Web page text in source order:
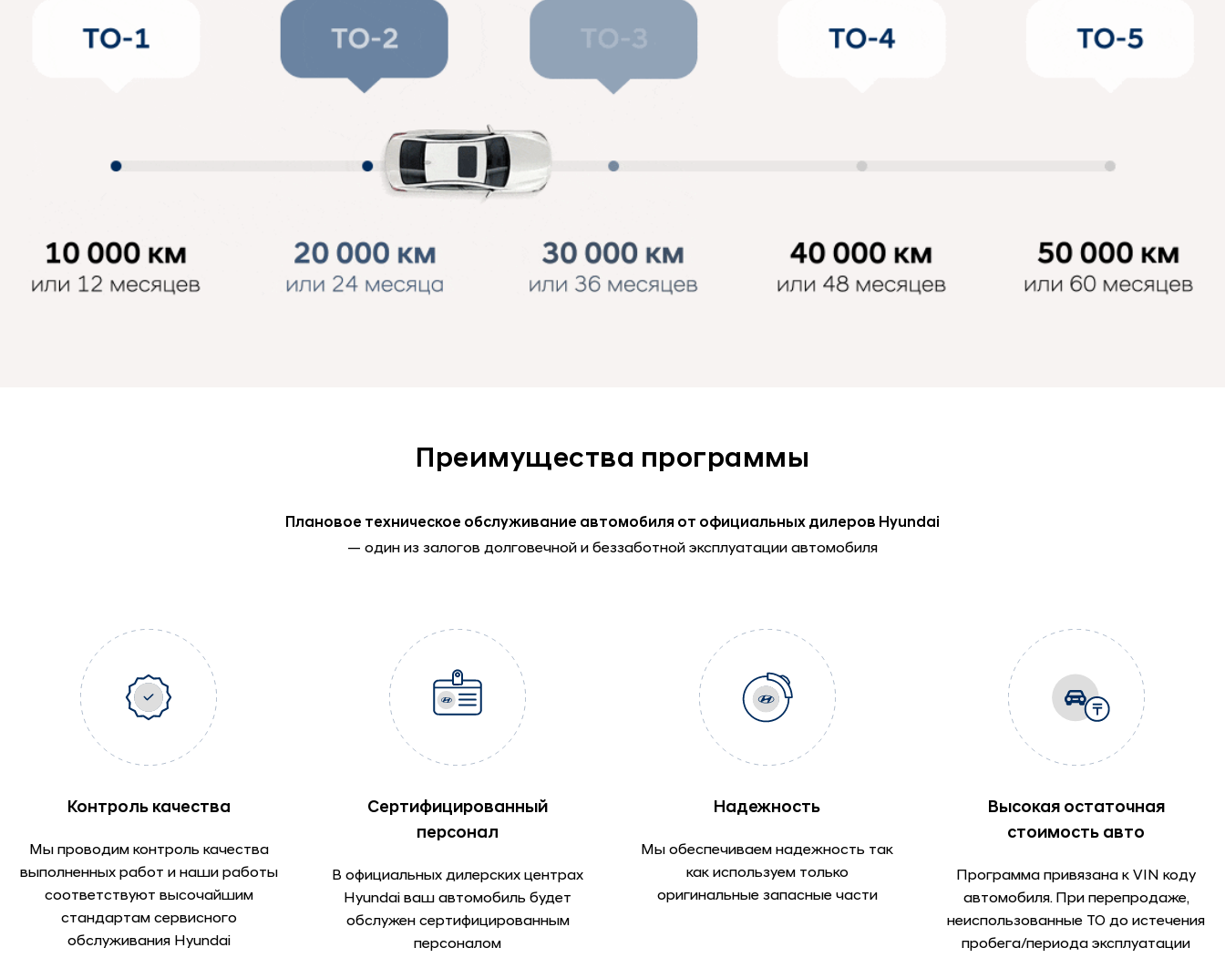
Преимущества программы
Плановое техническое обслуживание автомобиля от официальных дилеров Hyundai
— один из залогов долговечной и беззаботной эксплуатации автомобиля
Контроль качества
Мы проводим контроль качества
выполненных работ и наши работы
соответствуют высочайшим
стандартам сервисного
обслуживания Hyundai
Сертифицированный
персонал
В официальных дилерских центрах
Hyundai ваш автомобиль будет
обслужен сертифицированным
персоналом
Надежность
Мы обеспечиваем надежность так
как используем только
оригинальные запасные части
Высокая остаточная
стоимость авто
Программа привязана к VIN коду
автомобиля. При перепродаже,
неиспользованные ТО до истечения
пробега/периода эксплуатации